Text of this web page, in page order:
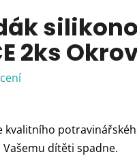
2ks
kvalitního
dítěti spadne.